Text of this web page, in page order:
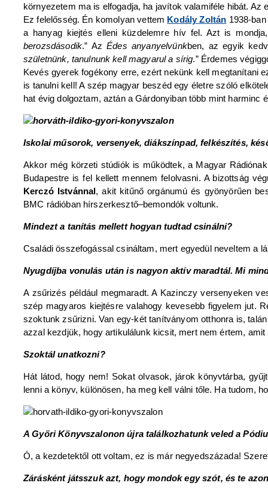
környezetem ma is elfogadja, ha javítok valamiféle hibát.
Ez felelősség. Én komolyan vettem Kodály Zoltán 1938-
a hanyag kiejtés elleni küzdelemre hív fel. Azt is
berozsdásodik.” AzÉdes anyanyelvünkben, az egyik
születnünk, tanulnunk kell magyarul a sírig.” Érdemes
Kevés gyerek fogékony erre, ezért nekünk kell megtanítani
is tanulni kell! A szép magyar beszéd egy életre szóló
hat évig dolgoztam, aztán a Gárdonyiban több mint harminc
Iskolai műsorok, versenyek, diákszínpad, felkészítés,
Akkor még körzeti stúdiók is működtek, a Magyar
Budapestre is fel kellett mennem felolvasni. A bizottság
Kerczó Istvánnal, akit kitűnő orgánumú és gyönyörűen
BMC rádióban hírszerkesztő–bemondók voltunk.
Mindezt a tanítás mellett hogyan tudtad csinálni?
Családi összefogással csináltam, mert egyedül neveltem a
Nyugdíjba vonulás után is nagyon aktív maradtál. Mi
A zsűrizés például megmaradt. A Kazinczy versenyeken
szép magyaros kiejtésre valahogy kevesebb figyelem jut.
szoktunk zsűrizni. Van egy-két tanítványom otthonra is,
azzal kezdjük, hogy artikulálunk kicsit, mert nem értem,
Szoktál unatkozni?
Hát látod, hogy nem! Sokat olvasok, járok könyvtárba,
lenni a könyv, különösen, ha meg kell válni tőle. Ha tudom,
A Győri Könyvszalonon újra találkozhatunk veled a
Ó, a kezdetektől ott voltam, ez is már negyedszázada!
Zárásként játsszuk azt, hogy mondok egy szót, és te